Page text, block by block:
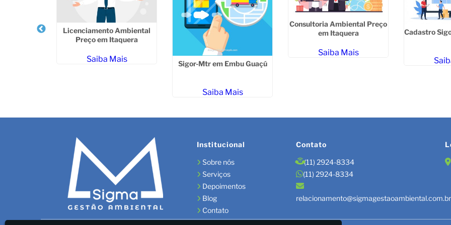
Cetesb
Licenciamento Ambiental
Preço em Itaquera
Saiba Mais Sigor-Mtr em Embu Guaçú
Saiba Mais
Consultoria Ambiental Preço
em Itaquera
Saiba Mais
Cadastro
Institucional
Sobre nós
Serviços
Depoimentos
Blog
Contato
Contato
(11) 2924-8334
(11) 2924-8334
relacionamento@sigmagestaoambiental.com.br